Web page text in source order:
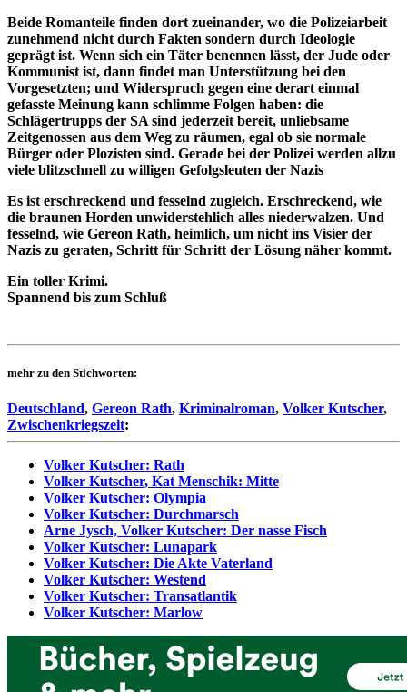
Beide Romanteile finden dort zueinander, wo die Polizeiarbeit
zunehmend nicht durch Fakten sondern durch Ideologie
geprägt ist. Wenn sich ein Täter benennen lässt, der Jude oder
Kommunist ist, dann findet man Unterstützung bei den
Vorgesetzten; und Widerspruch gegen eine derart einmal
gefasste Meinung kann schlimme Folgen haben: die
Schlägertrupps der SA sind jederzeit bereit, unliebsame
Zeitgenossen aus dem Weg zu räumen, egal ob sie normale
Bürger oder Plozisten sind. Gerade bei der Polizei werden allzu
viele blitzschnell zu willigen Gefolgsleuten der Nazis
Es ist erschreckend und fesselnd zugleich. Erschreckend, wie
die braunen Horden unwiderstehlich alles niederwalzen. Und
fesselnd, wie Gereon Rath, heimlich, um nicht ins Visier der
Nazis zu geraten, Schritt für Schritt der Lösung näher kommt.
Ein toller Krimi.
Spannend bis zum Schluß
mehr zu den Stichworten:
Deutschland, Gereon Rath, Kriminalroman, Volker Kutscher,
Zwischenkriegszeit:
Volker Kutscher: Rath
Volker Kutscher, Kat Menschik: Mitte
Volker Kutscher: Olympia
Volker Kutscher: Durchmarsch
Arne Jysch, Volker Kutscher: Der nasse Fisch
Volker Kutscher: Lunapark
Volker Kutscher: Die Akte Vaterland
Volker Kutscher: Westend
Volker Kutscher: Transatlantik
Volker Kutscher: Marlow